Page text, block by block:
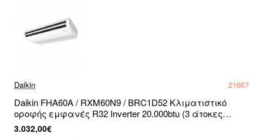
Daikin 21667
Daikin FHA60A / RXM60N9 / BRC1D52 Κλιματιστικό
οροφής εμφανές R32 Inverter 20.000btu (3 άτοκες
δόσεις)
3.032,00€